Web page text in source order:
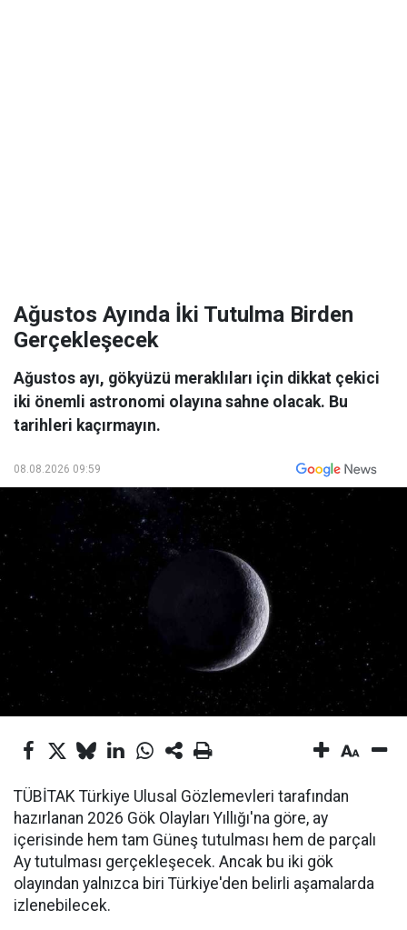
Ağustos Ayında İki Tutulma Birden
Gerçekleşecek
Ağustos ayı, gökyüzü meraklıları için dikkat çekici
iki önemli astronomi olayına sahne olacak. Bu
tarihleri kaçırmayın.
08.08.2026 09:59
TÜBİTAK Türkiye Ulusal Gözlemevleri tarafından
hazırlanan 2026 Gök Olayları Yıllığı'na göre, ay
içerisinde hem tam Güneş tutulması hem de parçalı
Ay tutulması gerçekleşecek. Ancak bu iki gök
olayından yalnızca biri Türkiye'den belirli aşamalarda
izlenebilecek.